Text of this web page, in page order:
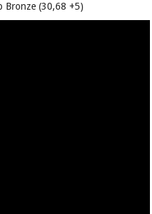
Bronze (30,68 +5)